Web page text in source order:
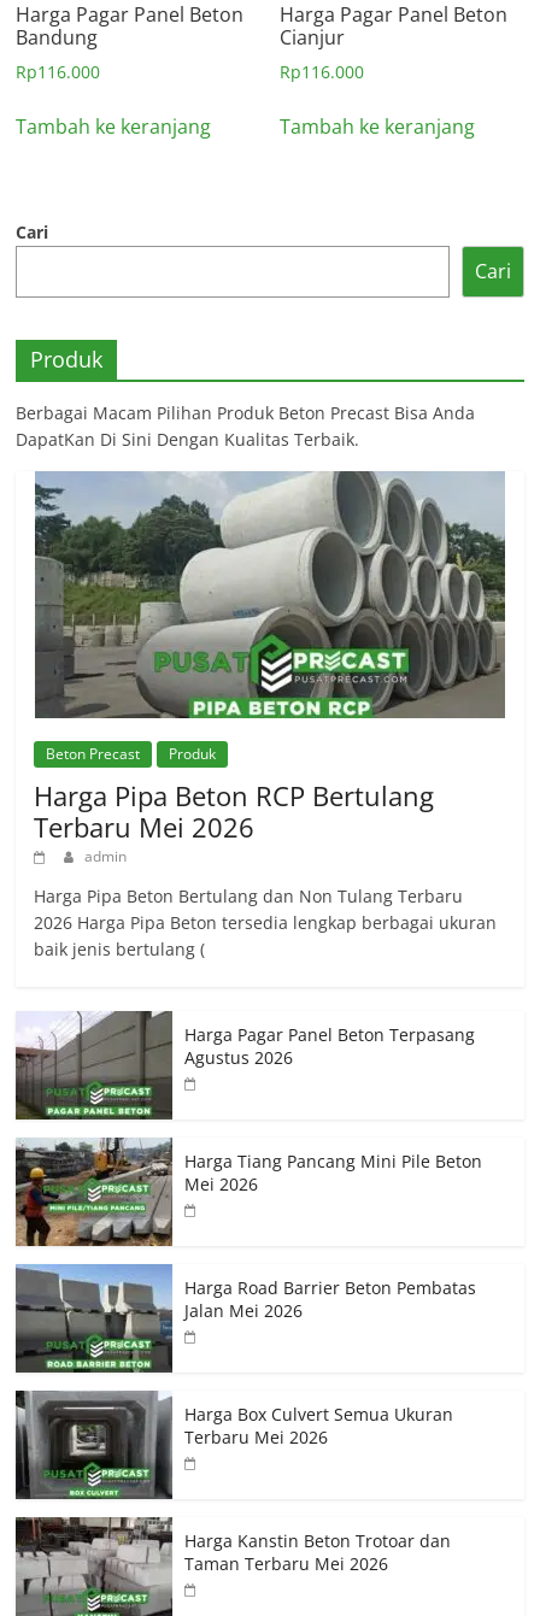
Harga Pagar Panel Beton
Bandung
Rp116.000
Tambah ke keranjang
Harga Pagar Panel Beton
Cianjur
Rp116.000
Tambah ke keranjang
Cari
Cari
Produk
Berbagai Macam Pilihan Produk Beton Precast Bisa Anda
DapatKan Di Sini Dengan Kualitas Terbaik.
Beton Precast Produk
Harga Pipa Beton RCP Bertulang
Terbaru Mei 2026
admin
Harga Pipa Beton Bertulang dan Non Tulang Terbaru
2026 Harga Pipa Beton tersedia lengkap berbagai ukuran
baik jenis bertulang (
Harga Pagar Panel Beton Terpasang
Agustus 2026
Harga Tiang Pancang Mini Pile Beton
Mei 2026
Harga Road Barrier Beton Pembatas
Jalan Mei 2026
Harga Box Culvert Semua Ukuran
Terbaru Mei 2026
Harga Kanstin Beton Trotoar dan
Taman Terbaru Mei 2026